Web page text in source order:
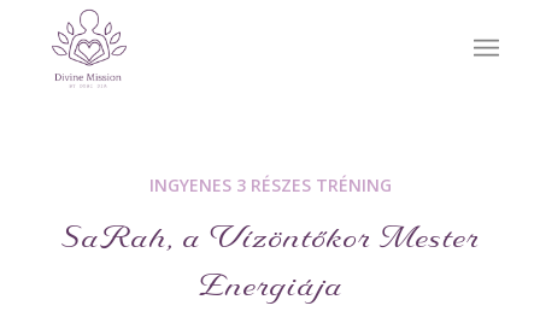
INGYENES 3 RÉSZES TRÉNING
SaRah, a Vízöntőkor Mester
Energiája